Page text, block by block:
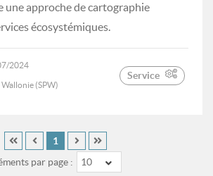
une approche de cartographie
écosystémiques.
2024
(SPW)
Service
par page : 10
1